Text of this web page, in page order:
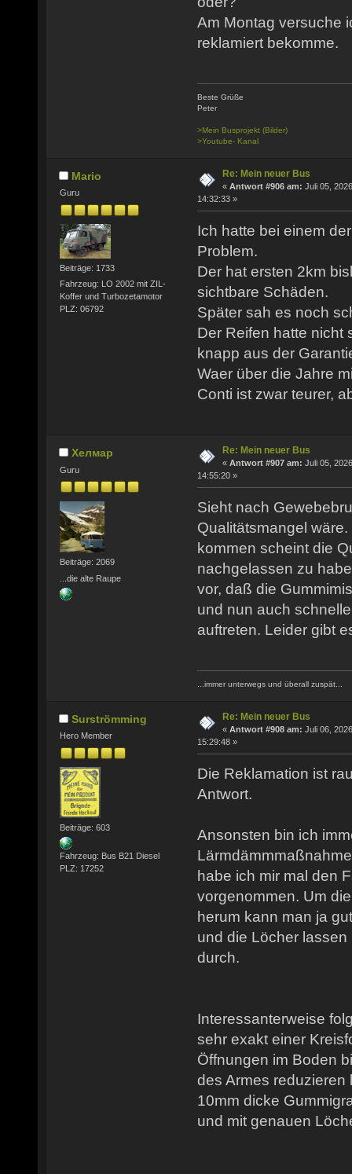
Am Montag versuche
reklamiert bekomme.
Beste Grüße
Peter
>Mein Busprojekt (Bilder)
>Youtube- Kanal
Mario
Guru
Beiträge: 1733
Fahrzeug: LO 2002 mit ZIL-
Koffer und Turbozetamotor
PLZ: 06792
Re: Mein neuer Bus
« Antwort #906 am: Juli 05,
14:32:33 »
Ich hatte bei einem
Problem.
Der hat ersten 2km
sichtbare Schäden.
Später sah es noch
Der Reifen hatte nicht
knapp aus der
Waer über die Jahre
Conti ist zwar teurer,
Хелмар
Guru
Beiträge: 2069
...die alte Raupe
Re: Mein neuer Bus
« Antwort #907 am: Juli 05,
14:55:20 »
Sieht nach
Qualitätsmangel
kommen scheint die
nachgelassen zu
vor, daß die
und nun auch
auftreten. Leider gibt
...immer unterwegs und überall zuspät...
Surströmming
Hero Member
Beiträge: 603
Fahrzeug: Bus B21 Diesel
PLZ: 17252
Re: Mein neuer Bus
« Antwort #908 am: Juli 06,
15:29:48 »
Die Reklamation ist
Antwort.
Ansonsten bin ich
habe ich mir mal den
vorgenommen. Um
herum kann man ja
und die Löcher
durch.
Interessanterweise
sehr exakt einer
Öffnungen im Boden
des Armes reduzieren
10mm dicke
und mit genauen